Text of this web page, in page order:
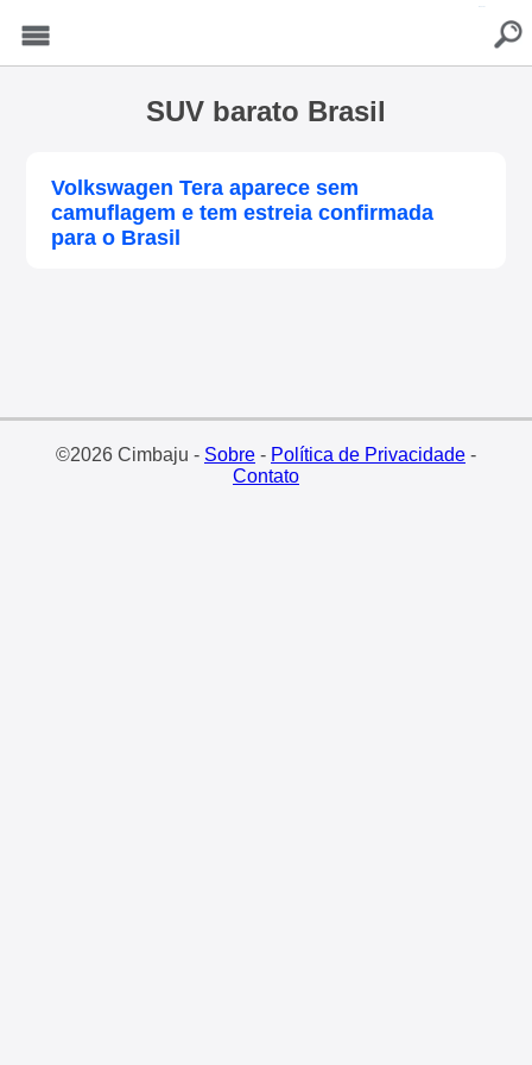
SUV barato Brasil
Volkswagen Tera aparece sem
camuflagem e tem estreia confirmada
para o Brasil
©2026 Cimbaju - Sobre- Política de Privacidade-
Contato